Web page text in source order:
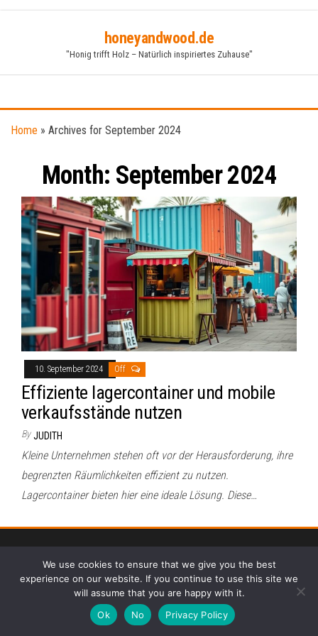
content
honeyandwood.de
"Honig trifft Holz – Natürlich inspiriertes Zuhause"
Home » Archives for September 2024
Month: September 2024
10. September 2024 Off
Effiziente lagercontainer und mobile
verkaufsstände nutzen
By JUDITH
Kleine Unternehmen stehen oft vor der Herausforderung, ihre
begrenzten Räumlichkeiten effizient zu nutzen.
Lagercontainer bieten hier eine ideale Lösung. Diese…
We use cookies to ensure that we give you the best
experience on our website. If you continue to use this site we
will assume that you are happy with it.
Ok
No Privacy Policy